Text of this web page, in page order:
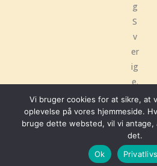
g
S
v
er
ig
e.
Copyright © 2026 Frøken Kindrød |
Vi bruger cookies for at sikre, at
oplevelse på vores hjemmeside.
bruge dette websted, vil vi
det.
Ok